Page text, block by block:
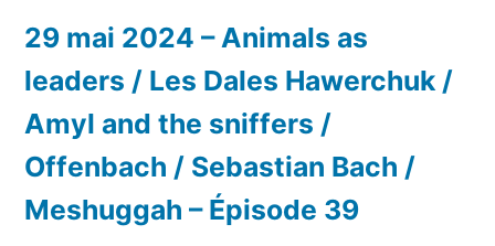
29 mai 2024 – Animals as
leaders / Les Dales Hawerchuk /
Amyl and the sniffers /
Offenbach / Sebastian Bach /
Meshuggah – Épisode 39